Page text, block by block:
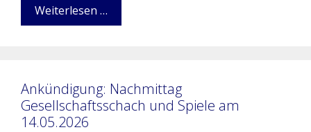
Weiterlesen …
Ankündigung: Nachmittag
Gesellschaftsschach und Spiele am
14.05.2026